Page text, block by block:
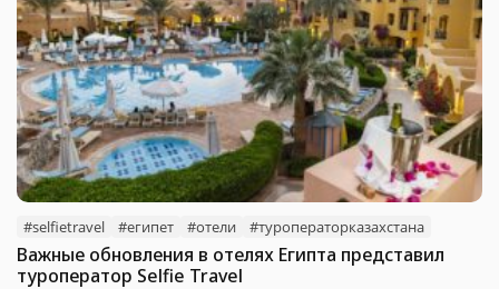
#selfietravel #египет #отели #туроператорказахстана
Важные обновления в отелях Египта представил
туроператор Selfie Travel